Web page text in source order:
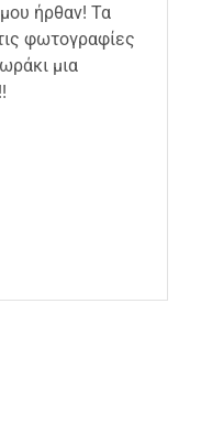
ήρθαν! Τα
φωτογραφίες
μια